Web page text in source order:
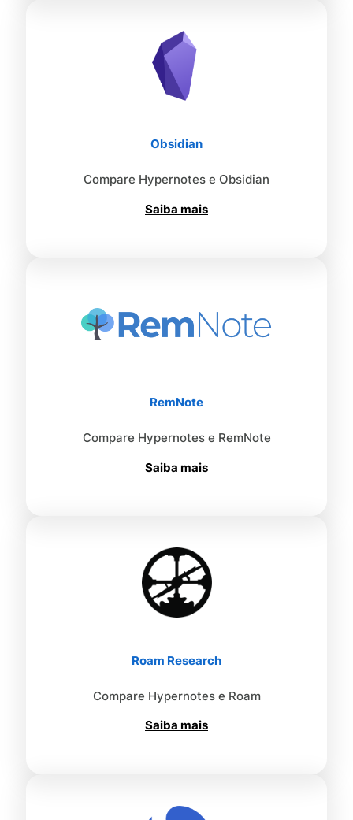
Obsidian
Compare Hypernotes e Obsidian
Saiba mais
RemNote
Compare Hypernotes e RemNote
Saiba mais
Roam Research
Compare Hypernotes e Roam
Saiba mais